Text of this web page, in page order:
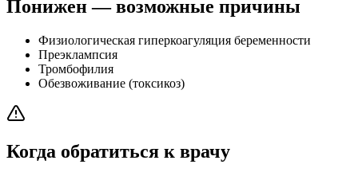
Понижен — возможные причины
Физиологическая гиперкоагуляция беременности
Преэклампсия
Тромбофилия
Обезвоживание (токсикоз)
Когда обратиться к врачу